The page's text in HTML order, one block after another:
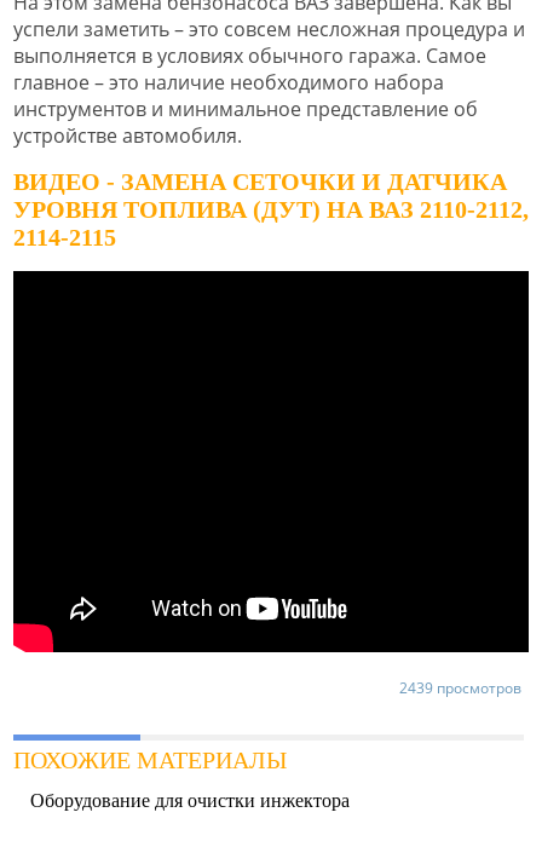
успели заметить – это совсем несложная процедура и
выполняется в условиях обычного гаража. Самое
главное – это наличие необходимого набора
инструментов и минимальное представление об
устройстве автомобиля.
ВИДЕО - ЗАМЕНА СЕТОЧКИ И ДАТЧИКА
УРОВНЯ ТОПЛИВА (ДУТ) НА ВАЗ 2110-2112,
2114-2115
2439 просмотров
ПОХОЖИЕ МАТЕРИАЛЫ
Оборудование для очистки инжектора